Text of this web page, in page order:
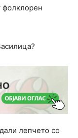
фолклорен
лепчето со